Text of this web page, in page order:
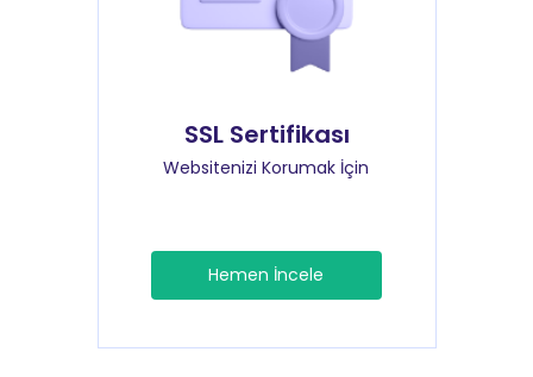
SSL Sertifikası
Websitenizi Korumak İçin
Hemen İncele